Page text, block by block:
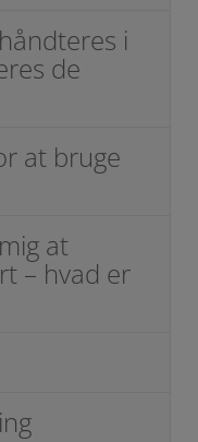
i
de
at bruge
at
– hvad er